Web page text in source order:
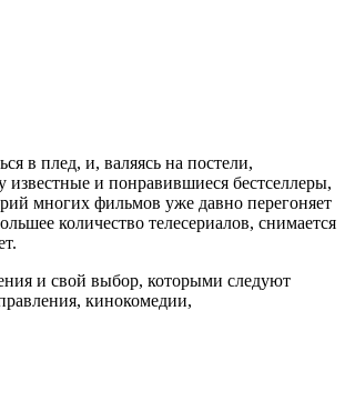
в плед, и, валяясь на постели,
и понравившиеся бестселлеры,
многих фильмов уже давно перегоняет
количество телесериалов, снимается
и свой выбор, которыми следуют
кинокомедии,